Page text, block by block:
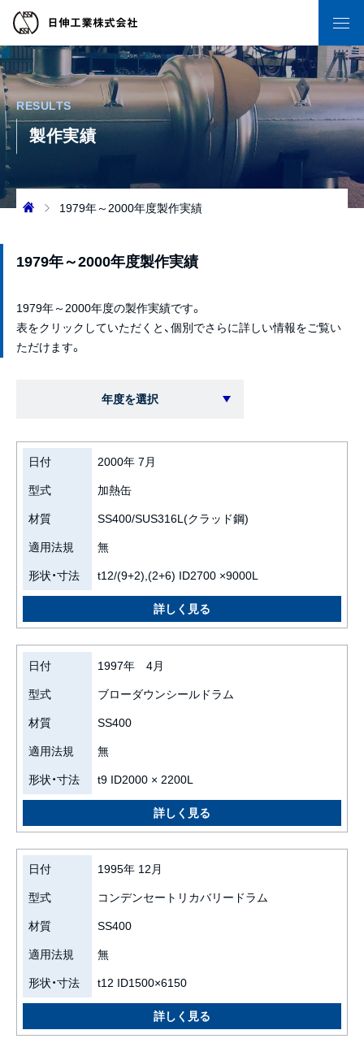
RESULTS
製作実績
1979年～2000年度製作実績
1979年～2000年度製作実績
1979年～2000年度の製作実績です。
表をクリックしていただくと、個別でさらに詳しい情報をご覧い
ただけます。
年度を選択
日付 2000年 7月
型式 加熱缶
材質 SS400/SUS316L(クラッド鋼)
適用法規 無
形状・寸法 t12/(9+2),(2+6) ID2700 ×9000L
日付 1997年 4月
型式 ブローダウンシールドラム
材質 SS400
適用法規 無
形状・寸法 t9 ID2000 × 2200L
日付 1995年 12月
型式 コンデンセートリカバリードラム
材質 SS400
適用法規 無
形状・寸法 t12 ID1500×6150